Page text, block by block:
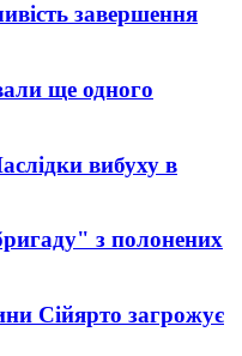
завершення
ще одного
вибуху в
з полонених
Сійярто загрожує